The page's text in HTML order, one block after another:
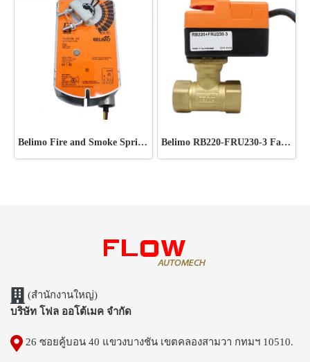
Belimo Fire and Smoke Spring Return Actuator FSLF230 US Belimo RB220-FRU230-3 Fan Coil Valves Open/Close & floating control (AC 230V)
(สำนักงานใหญ่)
บริษัท โฟล ออโต้เมค จำกัด
26 ซอยคู้บอน 40 แขวงบางชัน เขตคลองสามวา กทมฯ 10510.